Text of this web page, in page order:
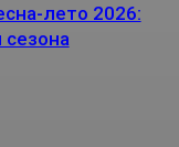
лето 2026: